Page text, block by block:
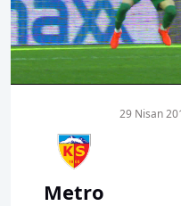
00:01
Metro
29 Nisan